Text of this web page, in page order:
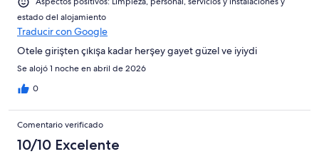
estado del alojamiento
Traducir con Google
Otele girişten çıkışa kadar herşey gayet güzel ve iyiydi
Se alojó 1 noche en abril de 2026
0
Comentario verificado
10/10 Excelente